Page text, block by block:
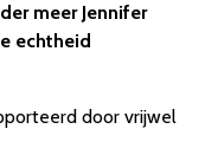
meer Jennifer
echtheid
door vrijwel